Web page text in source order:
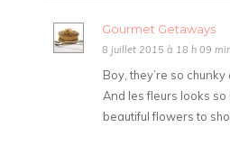
Gourmet Getaways
8 juillet 2015 à 18 h 09
Boy, they’re so
And les fleurs looks so
beautiful flowers to